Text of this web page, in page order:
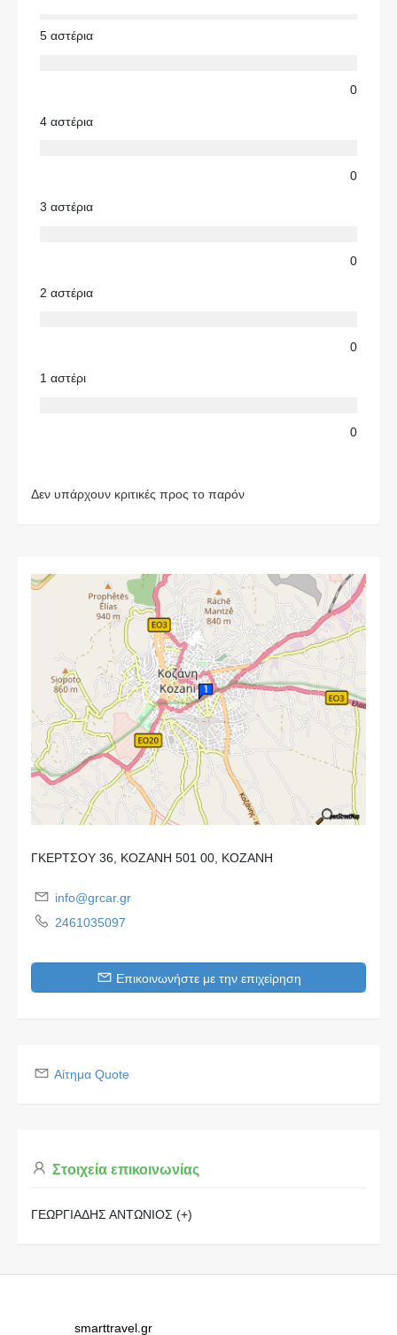
5 αστέρια
0
4 αστέρια
0
3 αστέρια
0
2 αστέρια
0
1 αστέρι
0
Δεν υπάρχουν κριτικές προς το παρόν
ΓΚΕΡΤΣΟΥ 36, ΚΟΖΑΝΗ 501 00, ΚΟΖΑΝΗ
info@grcar.gr
2461035097
Επικοινωνήστε με την επιχείρηση
Αίτημα Quote
Στοιχεία επικοινωνίας
ΓΕΩΡΓΙΑΔΗΣ ΑΝΤΩΝΙΟΣ (+)
smarttravel.gr